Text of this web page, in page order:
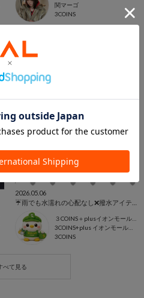
関マーゴ
3COINS
2026.05.06
3COINS